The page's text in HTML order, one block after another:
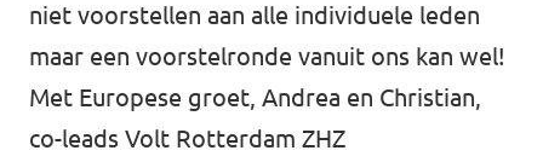
Lansingerland
Afdelingsbesturen
niet voorstellen aan alle individuele leden
maar een voorstelronde vanuit ons kan wel!
Met Europese groet, Andrea en Christian,
co-leads Volt Rotterdam ZHZ